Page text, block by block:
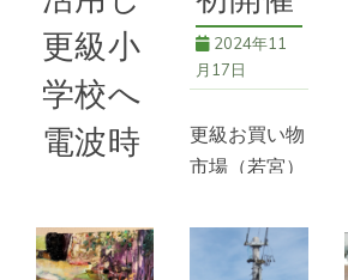
続きを読む
58号, イベン
地域交流
楽市
楽座
更級小
学校へ
電波時
贈
2024年11
月17日
更級お買い物
市場（若宮）
若宮公民館で
買い物支援事